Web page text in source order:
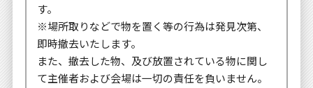
す。
※場所取りなどで物を置く等の行為は発見次第、
即時撤去いたします。
また、撤去した物、及び放置されている物に関し
て主催者および会場は一切の責任を負いません。